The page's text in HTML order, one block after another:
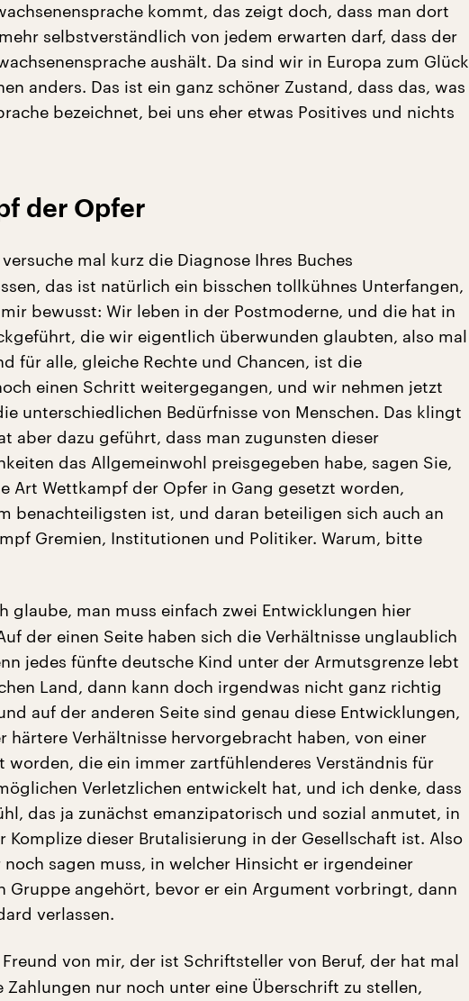
kommt, das zeigt doch, dass man dort
selbstverständlich von jedem erwarten darf, dass der
aushält. Da sind wir in Europa zum Glück
anders. Das ist ein ganz schöner Zustand, dass das, was
bezeichnet, bei uns eher etwas Positives und nichts
der Opfer
mal kurz die Diagnose Ihres Buches
das ist natürlich ein bisschen tollkühnes Unterfangen,
bewusst: Wir leben in der Postmoderne, und die hat in
die wir eigentlich überwunden glaubten, also mal
für alle, gleiche Rechte und Chancen, ist die
einen Schritt weitergegangen, und wir nehmen jetzt
unterschiedlichen Bedürfnisse von Menschen. Das klingt
aber dazu geführt, dass man zugunsten dieser
das Allgemeinwohl preisgegeben habe, sagen Sie,
Art Wettkampf der Opfer in Gang gesetzt worden,
benachteiligsten ist, und daran beteiligen sich auch an
Gremien, Institutionen und Politiker. Warum, bitte
glaube, man muss einfach zwei Entwicklungen hier
der einen Seite haben sich die Verhältnisse unglaublich
jedes fünfte deutsche Kind unter der Armutsgrenze lebt
Land, dann kann doch irgendwas nicht ganz richtig
auf der anderen Seite sind genau diese Entwicklungen,
härtere Verhältnisse hervorgebracht haben, von einer
worden, die ein immer zartfühlenderes Verständnis für
Verletzlichen entwickelt hat, und ich denke, dass
das ja zunächst emanzipatorisch und sozial anmutet, in
Komplize dieser Brutalisierung in der Gesellschaft ist. Also
sagen muss, in welcher Hinsicht er irgendeiner
Gruppe angehört, bevor er ein Argument vorbringt, dann
verlassen.
Freund von mir, der ist Schriftsteller von Beruf, der hat mal
Zahlungen nur noch unter eine Überschrift zu stellen,